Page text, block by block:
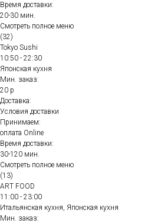
Время доставки:
20-30 мин.
Смотреть полное меню
(32)
Tokyo Sushi
10:50 - 22:30
Японская кухня
Мин. заказ:
20 р
Доставка:
Условия доставки
Принимаем:
оплата Online
Время доставки:
30-120 мин.
Смотреть полное меню
(13)
ART FOOD
11:00 - 23:00
Итальянская кухня, Японская кухня
Мин. заказ: